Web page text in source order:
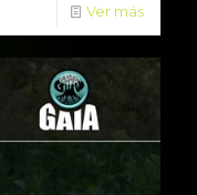
Ver más